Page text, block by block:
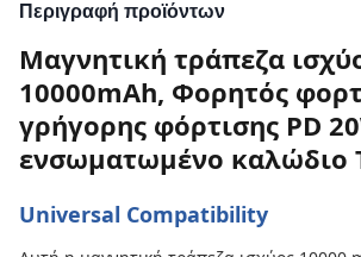
Περιγραφή προϊόντων
Μαγνητική τράπεζα
10000mAh, Φορητός
γρήγορης φόρτισης PD
ενσωματωμένο καλώδιο
Universal Compatibility